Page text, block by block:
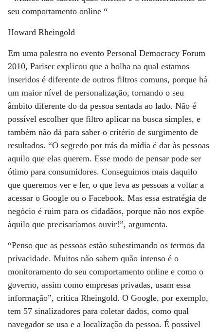
seu comportamento online “
Howard Rheingold
Em uma palestra no evento Personal Democracy Forum
2010, Pariser explicou que a bolha na qual estamos
inseridos é diferente de outros filtros comuns, porque há
um maior nível de personalização, tornando o seu
âmbito diferente do da pessoa sentada ao lado. Não é
possível escolher que filtro aplicar na busca simples, e
também não dá para saber o critério de surgimento de
resultados. “O segredo por trás da mídia é dar às pessoas
aquilo que elas querem. Esse modo de pensar pode ser
ótimo para consumidores. Conseguimos mais daquilo
que queremos ver e ler, o que leva as pessoas a voltar a
acessar o Google ou o Facebook. Mas essa estratégia de
negócio é ruim para os cidadãos, porque não nos expõe
àquilo que precisaríamos ouvir!”, argumenta.
“Penso que as pessoas estão subestimando os termos da
privacidade. Muitos não sabem quão intenso é o
monitoramento do seu comportamento online e como o
governo, assim como empresas privadas, usam essa
informação”, critica Rheingold. O Google, por exemplo,
tem 57 sinalizadores para coletar dados, como qual
navegador se usa e a localização da pessoa. É possível